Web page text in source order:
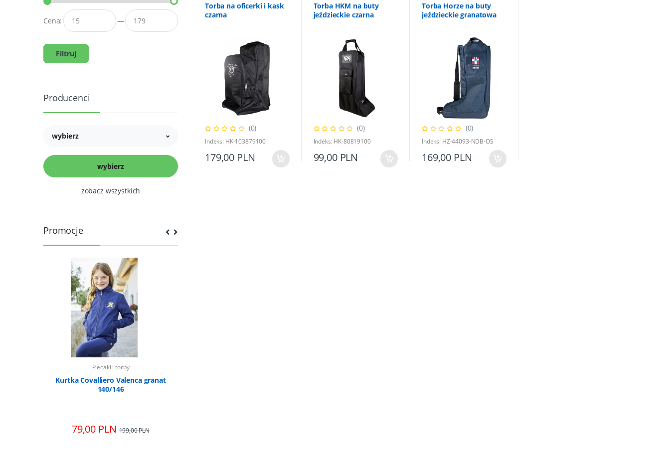
Cena: —
Filtruj
Producenci
wybierz
zobacz wszystkich
Promocje
Plecaki i torby
Kurtka Covalliero Valenca granat
140/146
79,00 PLN 199,00 PLN
Torba na oficerki i kask
czarna
(0)
Indeks: HK-103879100
179,00 PLN
Torba HKM na buty
jeździeckie czarna
(0)
Indeks: HK-80819100
99,00 PLN
Torba Horze na buty
jeździeckie granatowa
(0)
Indeks: HZ-44093-NDB-OS
169,00 PLN